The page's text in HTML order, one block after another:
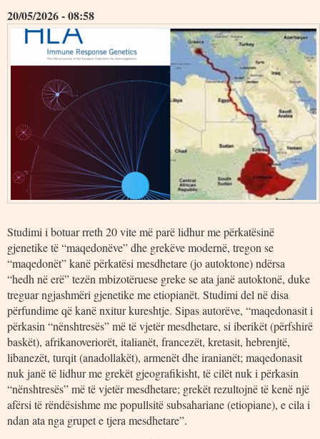
20/05/2026 - 08:58
Studimi i botuar rreth 20 vite më parë lidhur me përkatësinë
gjenetike të “maqedonëve” dhe grekëve modernë, tregon se
“maqedonët” kanë përkatësi mesdhetare (jo autoktone) ndërsa
“hedh në erë” tezën mbizotëruese greke se ata janë autoktonë, duke
treguar ngjashmëri gjenetike me etiopianët. Studimi del në disa
përfundime që kanë nxitur kureshtje. Sipas autorëve, “maqedonasit i
përkasin “nënshtresës” më të vjetër mesdhetare, si iberikët (përfshirë
baskët), afrikanoveriorët, italianët, francezët, kretasit, hebrenjtë,
libanezët, turqit (anadollakët), armenët dhe iranianët; maqedonasit
nuk janë të lidhur me grekët gjeografikisht, të cilët nuk i përkasin
“nënshtresës” më të vjetër mesdhetare; grekët rezultojnë të kenë një
afërsi të rëndësishme me popullsitë subsahariane (etiopiane), e cila i
ndan ata nga grupet e tjera mesdhetare”.